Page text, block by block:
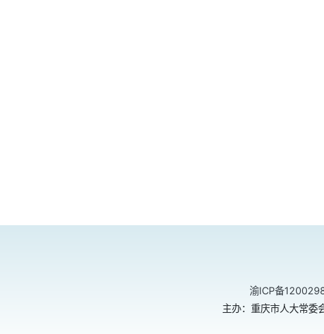
渝ICP备
主办：重庆市人大常委